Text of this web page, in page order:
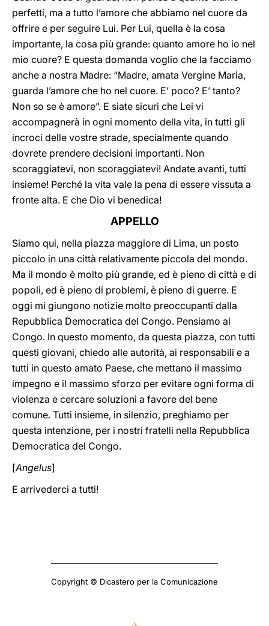
perfetti, ma a tutto l’amore che abbiamo nel cuore da
offrire e per seguire Lui. Per Lui, quella è la cosa
importante, la cosa più grande: quanto amore ho io nel
mio cuore? E questa domanda voglio che la facciamo
anche a nostra Madre: “Madre, amata Vergine Maria,
guarda l’amore che ho nel cuore. E’ poco? E’ tanto?
Non so se è amore”. E siate sicuri che Lei vi
accompagnerà in ogni momento della vita, in tutti gli
incroci delle vostre strade, specialmente quando
dovrete prendere decisioni importanti. Non
scoraggiatevi, non scoraggiatevi! Andate avanti, tutti
insieme! Perché la vita vale la pena di essere vissuta a
fronte alta. E che Dio vi benedica!
APPELLO
Siamo qui, nella piazza maggiore di Lima, un posto
piccolo in una città relativamente piccola del mondo.
Ma il mondo è molto più grande, ed è pieno di città e di
popoli, ed è pieno di problemi, è pieno di guerre. E
oggi mi giungono notizie molto preoccupanti dalla
Repubblica Democratica del Congo. Pensiamo al
Congo. In questo momento, da questa piazza, con tutti
questi giovani, chiedo alle autorità, ai responsabili e a
tutti in questo amato Paese, che mettano il massimo
impegno e il massimo sforzo per evitare ogni forma di
violenza e cercare soluzioni a favore del bene
comune. Tutti insieme, in silenzio, preghiamo per
questa intenzione, per i nostri fratelli nella Repubblica
Democratica del Congo.
[Angelus]
E arrivederci a tutti!
Copyright © Dicastero per la Comunicazione